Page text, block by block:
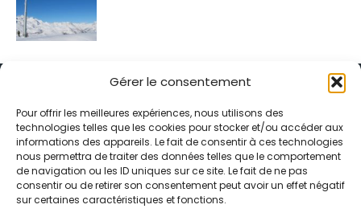
Gérer le consentement
Pour offrir les meilleures expériences, nous utilisons des
technologies telles que les cookies pour stocker et/ou accéder aux
informations des appareils. Le fait de consentir à ces technologies
nous permettra de traiter des données telles que le comportement
de navigation ou les ID uniques sur ce site. Le fait de ne pas
consentir ou de retirer son consentement peut avoir un effet négatif
sur certaines caractéristiques et fonctions.
Alternative Média est une agence de relations presse et de
relations publiques basée à Grenoble. Depuis 1995, elle conçoit et
pilote des stratégies de visibilité en France et à l’international
grâce à un réseau d’agences partenaires.